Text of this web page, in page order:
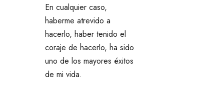
En cualquier caso,
haberme atrevido a
hacerlo, haber tenido el
coraje de hacerlo, ha sido
uno de los mayores éxitos
de mi vida.